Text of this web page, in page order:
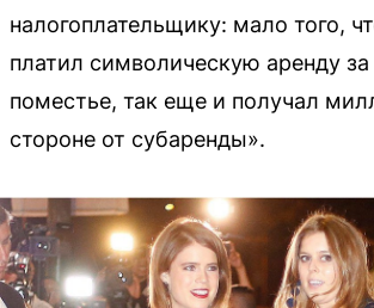
налогоплательщику: мало того,
платил символическую аренду
поместье, так еще и получал
стороне от субаренды».